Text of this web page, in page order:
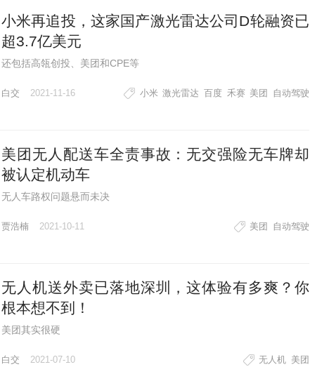
小米再追投，这家国产激光雷达公司D轮融资已
超3.7亿美元
还包括高瓴创投、美团和CPE等
白交 2021-11-16 小米 激光雷达 百度 禾赛 美团 自动驾驶
美团无人配送车全责事故：无交强险无车牌却
被认定机动车
无人车路权问题悬而未决
贾浩楠 2021-10-11 美团 自动驾驶
无人机送外卖已落地深圳，这体验有多爽？你
根本想不到！
美团其实很硬
白交 2021-07-10 无人机 美团